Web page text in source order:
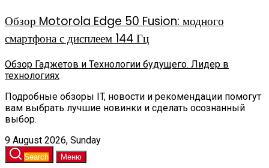
Обзор Motorola Edge 50 Fusion: модного
смартфона с дисплеем 144 Гц
Обзор Гаджетов и Технологии будущего. Лидер в
технологиях
Подробные обзоры IT, новости и рекомендации помогут
вам выбрать лучшие новинки и сделать осознанный
выбор.
9 August 2026, Sunday
Search Меню